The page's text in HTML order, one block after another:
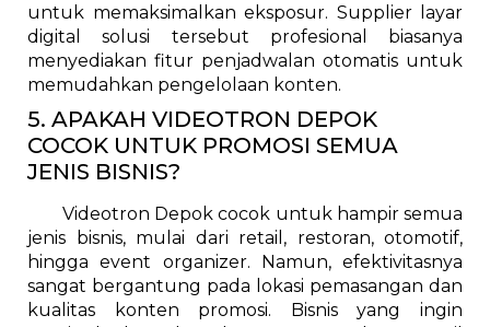
untuk memaksimalkan eksposur. Supplier layar
digital solusi tersebut profesional biasanya
menyediakan fitur penjadwalan otomatis untuk
memudahkan pengelolaan konten.
5. APAKAH VIDEOTRON DEPOK
COCOK UNTUK PROMOSI SEMUA
JENIS BISNIS?
Videotron Depok cocok untuk hampir semua
jenis bisnis, mulai dari retail, restoran, otomotif,
hingga event organizer. Namun, efektivitasnya
sangat bergantung pada lokasi pemasangan dan
kualitas konten promosi. Bisnis yang ingin